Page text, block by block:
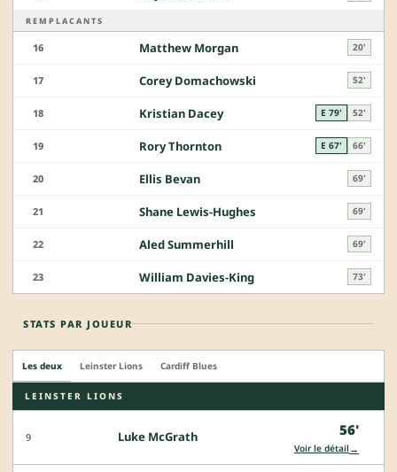
REMPLACANTS
16 Matthew Morgan 20'
17 Corey Domachowski 52'
18 Kristian Dacey E 79' 52'
19 Rory Thornton E 67' 66'
20 Ellis Bevan 69'
21 Shane Lewis-Hughes 69'
22 Aled Summerhill 69'
23 William Davies-King 73'
STATS PAR JOUEUR
Les deux Leinster Lions Cardiff Blues
LEINSTER LIONS
9 Luke McGrath 56'
Voir le détail →